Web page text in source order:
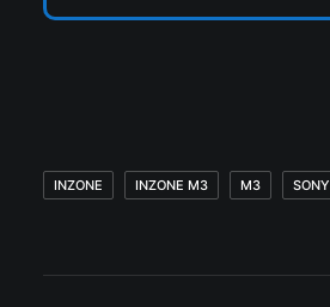
INZONE INZONE M3 M3 SONY